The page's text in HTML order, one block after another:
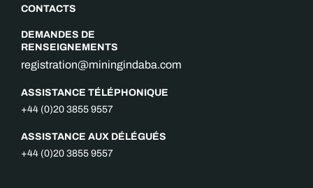
CONTACTS
DEMANDES DE
RENSEIGNEMENTS
registration@miningindaba.com
ASSISTANCE TÉLÉPHONIQUE
+44 (0)20 3855 9557
ASSISTANCE AUX DÉLÉGUÉS
+44 (0)20 3855 9557